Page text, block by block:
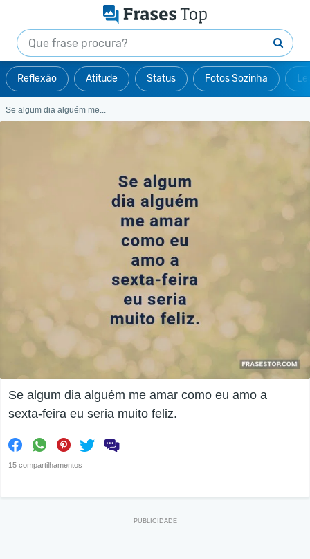
Reflexão Atitude Status Fotos Sozinha
Se algum dia alguém me...
Se algum dia alguém me amar como eu amo a
sexta-feira eu seria muito feliz.
15 compartilhamentos